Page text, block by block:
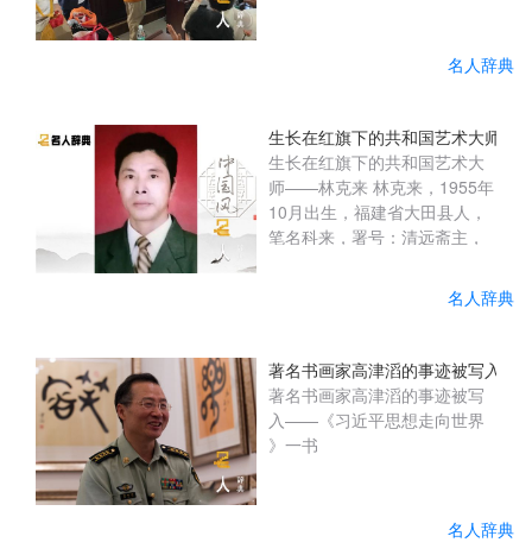
迢来到会理县残联开展爱心助
式。在会理县残联的倡议支持
下，通过对接四川爱溢达飞洪
健康管理有限公司、成都青年
领秀企业管理咨询有限公司
后，两家企业积极响应为县残
名人辞典
生长在红旗下的共和国艺术大师
生长在红旗下的共和国艺术大
师——林克来 林克来，1955年
10月出生，福建省大田县人，
笔名科来，署号：清远斋主，
书协终身理事，中国(ZGSH
201904402) 当代著名书画
师。 原中国文化部文化市场发
展中心特聘书画家，中国艺术
学院特聘教授、博士生导师。
中国文化部文化艺术名誉顾
问。中共中央党校(2017.10)授
名人辞典
著名书画家高津滔的事迹被写入
著名书画家高津滔的事迹被写
入——《习近平思想走向世界
》一书
名人辞典